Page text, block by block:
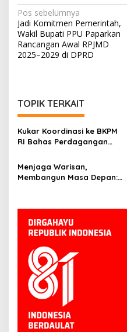
Navigasi
pos
Pos sebelumnya
Jadi Komitmen Pemerintah,
Wakil Bupati PPU Paparkan
Rancangan Awal RPJMD
2025–2029 di DPRD
TOPIK TERKAIT
Kukar Koordinasi ke BKPM
RI Bahas Perdagangan
Non-Kawasan Hutan
Menjaga Warisan,
Membangun Masa Depan:
Dana Abadi Daerah ke
Bojonegoro